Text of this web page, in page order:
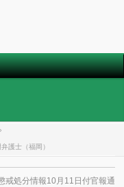
護士（福岡）
戒処分情報10月11日付官報通